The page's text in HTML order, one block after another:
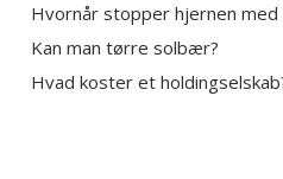
Hvornår stopper hjernen med
Kan man tørre solbær?
Hvad koster et